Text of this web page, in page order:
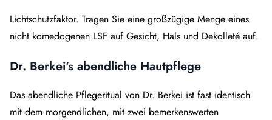
Lichtschutzfaktor. Tragen Sie eine großzügige Menge eines
nicht komedogenen LSF auf Gesicht, Hals und Dekolleté auf.
Dr. Berkei's abendliche Hautpflege
Das abendliche Pflegeritual von Dr. Berkei ist fast identisch
mit dem morgendlichen, mit zwei bemerkenswerten